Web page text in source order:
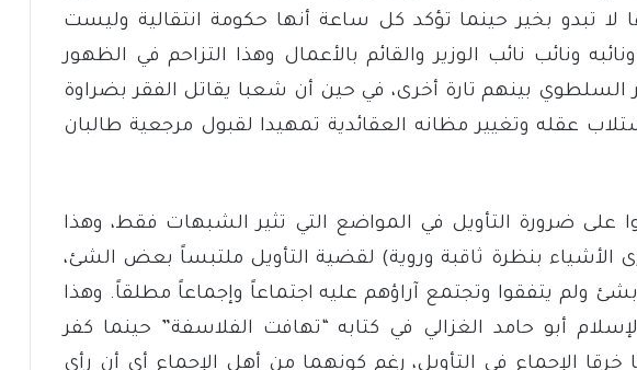
لا تبدو بخير حينما تؤكد كل ساعة أنها حكومة انتقالية وليست
ونائب نائب الوزير والقائم بالأعمال وهذا التزاحم في الظهور
السلطوي بينهم تارة أخرى، في حين أن شعبا يقاتل الفقر بضراوة
عقله وتغيير مظانه العقائدية تمهيدا لقبول مرجعية طالبان
على ضرورة التأويل في المواضع التي تثير الشبهات فقط، وهذا
الأشياء بنظرة ثاقبة وروية) لقضية التأويل ملتبساً بعض الشئ،
ولم يتفقوا وتجتمع آراؤهم عليه اجتماعاً وإجماعاً مطلقاً. وهذا
أبو حامد الغزالي في كتابه “تهافت الفلاسفة” حينما كفر
خرقا الإجماع في التأويل، رغم كونهما من أهل الإجماع أي أن رأي